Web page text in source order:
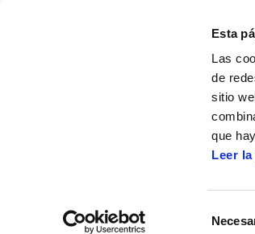
Esta
Las
de
sitio
que
Leer